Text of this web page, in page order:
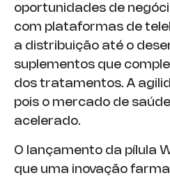
oportunidades de
com plataformas de
a distribuição até o
suplementos que
dos tratamentos. A
pois o mercado de
acelerado.
O lançamento da pílula
que uma inovação